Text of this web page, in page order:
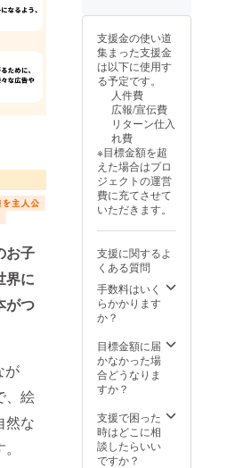
お子
界に
がつ
が
、絵
然な
す。
なりま
す。 ・
チケッ
トの有
効期限
は１年
間とな
りま
す。 ＋
② イラ
スト付
きマグ
カップ
・絵本
に利用
したイ
を入れ
たマグ
カップ
を送付
└直径
8cm ×
高さ
するイ
ラスト
は複数
から選
す。 ・
コード
付きチ
ケット
はご家
族やご
友人に
もお渡
ます。
・チ
ケット
はプロ
ジェク
ト終了
ご使用
可能に
なりま
す。 ・
チケッ
効期限
は１年
間とな
りま
② 選べ
るグッ
ズ ・絵
本に利
する詳
連絡さ
せてい
ただき
ます ・
新シ
リーズ
のアイ
１冊分
企画で
きます
・企画
した新
シリー
分を実
際に制
作して
提供い
たしま
画した
新シ
リーズ
は完成
商品と
して発
売いた
します
支援金の使い道
集まった支援金
は以下に使用す
る予定です。
人件費
広報/宣伝費
リターン仕入
れ費
※目標金額を超
えた場合はプロ
ジェクトの運営
費に充てさせて
いただきます。
支援に関するよ
くある質問
手数料はいく
らかかります
か？
目標金額に届
かなかった場
合どうなりま
すか？
支援で困った
時はどこに相
談したらいい
ですか？